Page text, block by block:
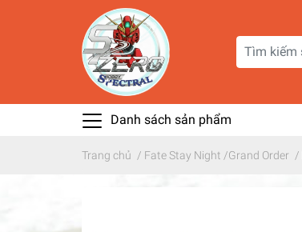
Danh sách sản phẩm
Trang chủ / Fate Stay Night /Grand Order /